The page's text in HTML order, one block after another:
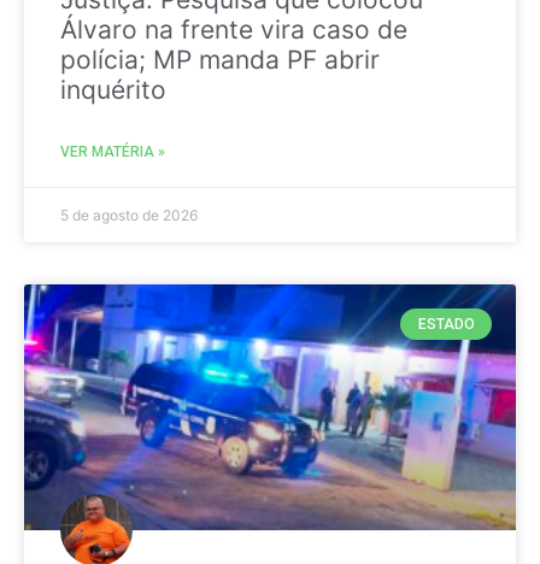
Álvaro na frente vira caso de
polícia; MP manda PF abrir
inquérito
VER MATÉRIA »
5 de agosto de 2026
ESTADO